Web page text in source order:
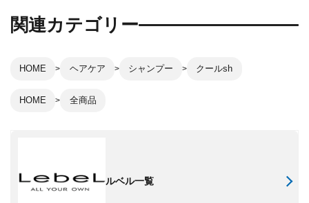
関連カテゴリー
HOME ヘアケア シャンプー クールsh
HOME 全商品
ルベル一覧